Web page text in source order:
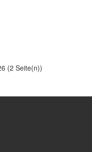
(2 Seite(n))